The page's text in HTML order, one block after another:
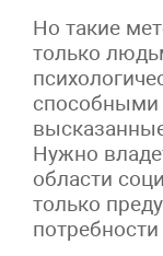
Но такие
только
способными
Нужно
области
только